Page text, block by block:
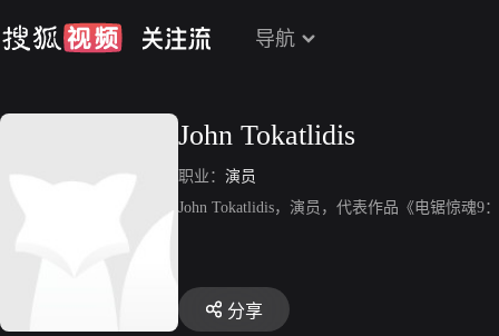
导航
John Tokatlidis
职业： 演员
John Tokatlidis，演员，代表作品《电锯惊魂9
分享